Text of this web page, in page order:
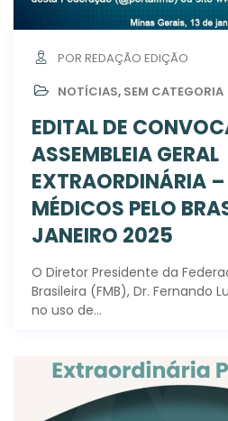
POR REDAÇÃO EDIÇÃO
NOTÍCIAS, SEM CATEGORIA
EDITAL DE
ASSEMBLEIA GERAL
EXTRAORDINÁRIA
MÉDICOS PELO
JANEIRO 2025
O Diretor Presidente da
Brasileira (FMB), Dr. Fernando
no uso de…